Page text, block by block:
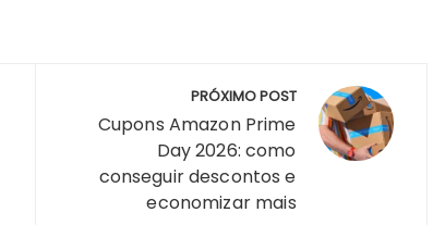
PRÓXIMO POST
Cupons Amazon Prime
Day 2026: como
conseguir descontos e
economizar mais